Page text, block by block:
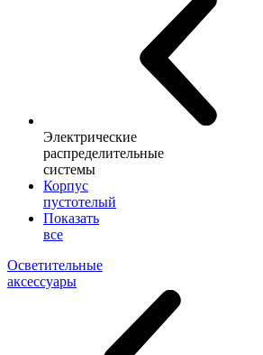
Электрические
распределительные
системы
Корпус
пустотелый
Показать
все
Осветительные
аксессуары